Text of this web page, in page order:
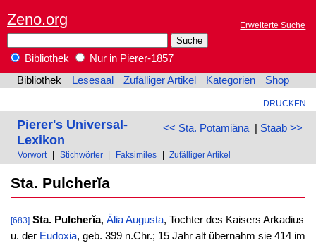
Zeno.org Erweiterte Suche
Bibliothek
Nur in Pierer-1857
Bibliothek
Lesesaal Zufälliger Artikel Kategorien Shop
DRUCKEN
<< Sta. Potamiäna| Staab >>
Pierer's Universal-
Lexikon
Vorwort Stichwörter Faksimiles Zufälliger Artikel
Sta. Pulcherĭa
[683] Sta. Pulcherĭa, Älia Augusta, Tochter des Kaisers Arkadius
u. der Eudoxia, geb. 399 n.Chr.; 15 Jahr alt übernahm sie 414 im